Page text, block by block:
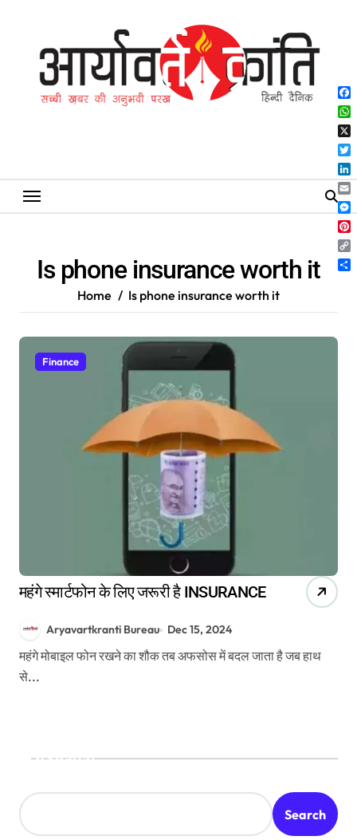
Is phone insurance worth it
Home Is phone insurance worth it
Finance
महंगे स्मार्टफोन के लिए जरूरी है INSURANCE
Aryavartkranti Bureau Dec 15, 2024
महंगे मोबाइल फोन रखने का शौक तब अफसोस में बदल जाता है जब हाथ
से...
Search
Search
X